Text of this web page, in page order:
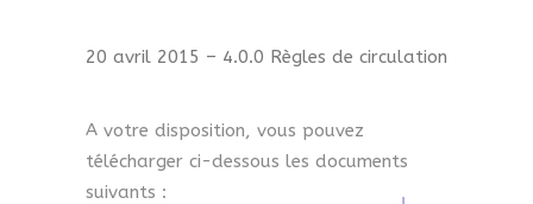
20 avril 2015 – 4.0.0 Règles de circulation
A votre disposition, vous pouvez
télécharger ci-dessous les documents
suivants :